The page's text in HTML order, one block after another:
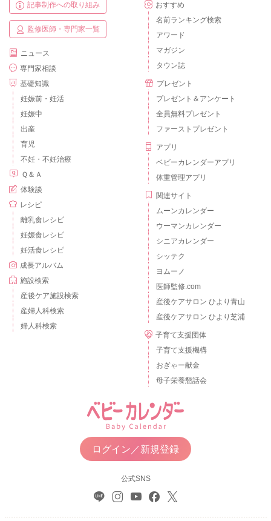
記事制作への取り組み
監修医師・専門家一覧
ニュース
専門家相談
基礎知識
妊娠前・妊活
妊娠中
出産
育児
不妊・不妊治療
Ｑ＆Ａ
体験談
レシピ
離乳食レシピ
妊娠食レシピ
妊活食レシピ
成長アルバム
施設検索
産後ケア施設検索
産婦人科検索
婦人科検索
おすすめ
名前ランキング検索
アワード
マガジン
タウン誌
プレゼント
プレゼント＆アンケート
全員無料プレゼント
ファーストプレゼント
アプリ
ベビーカレンダーアプリ
体重管理アプリ
関連サイト
ムーンカレンダー
ウーマンカレンダー
シニアカレンダー
シッテク
ヨムーノ
医師監修.com
産後ケアサロン ひより青山
産後ケアサロン ひより芝浦
子育て支援団体
子育て支援機構
おぎゃー献金
母子栄養懇話会
ログイン／新規登録
公式SNS